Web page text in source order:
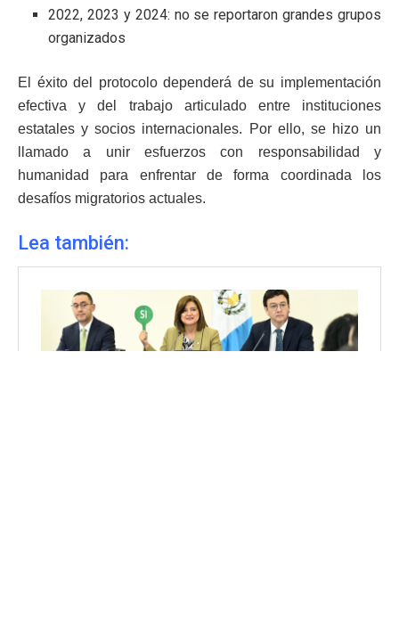
2022, 2023 y 2024: no se reportaron grandes grupos
organizados
El éxito del protocolo dependerá de su implementación
efectiva y del trabajo articulado entre instituciones
estatales y socios internacionales. Por ello, se hizo un
llamado a unir esfuerzos con responsabilidad y
humanidad para enfrentar de forma coordinada los
desafíos migratorios actuales.
Lea también: